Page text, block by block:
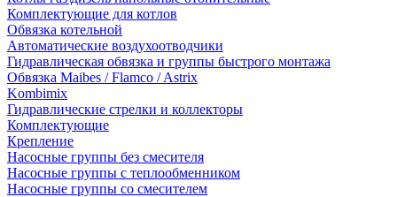
Комплектующие для котлов
Обвязка котельной
Автоматические воздухоотводчики
Гидравлическая обвязка и группы быстрого монтажа
Обвязка Maibes / Flamco / Astrix
Kombimix
Гидравлические стрелки и коллекторы
Комплектующие
Крепление
Насосные группы без смесителя
Насосные группы с теплообменником
Насосные группы со смесителем